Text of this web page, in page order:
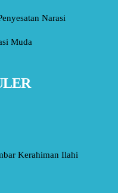
Narasi
Muda
Kerahiman Ilahi